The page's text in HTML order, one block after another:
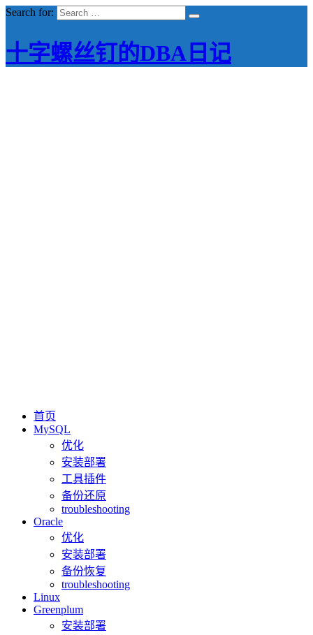
Search for:
十字螺丝钉的DBA日记
首页
MySQL
优化
安装部署
工具插件
备份还原
troubleshooting
Oracle
优化
安装部署
备份恢复
troubleshooting
Linux
Greenplum
安装部署